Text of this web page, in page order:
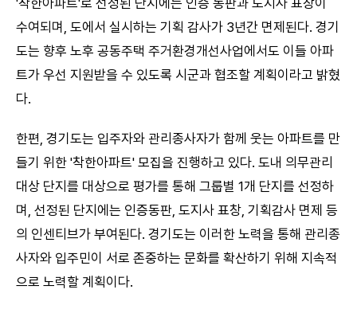
수여되며, 도에서 실시하는 기획 감사가 3년간 면제된다. 경기
도는 향후 노후 공동주택 주거환경개선사업에서도 이들 아파
트가 우선 지원받을 수 있도록 시군과 협조할 계획이라고 밝혔
다.
한편, 경기도는 입주자와 관리종사자가 함께 웃는 아파트를 만
들기 위한 '착한아파트' 모집을 진행하고 있다. 도내 의무관리
대상 단지를 대상으로 평가를 통해 그룹별 1개 단지를 선정하
며, 선정된 단지에는 인증동판, 도지사 표창, 기획감사 면제 등
의 인센티브가 부여된다. 경기도는 이러한 노력을 통해 관리종
사자와 입주민이 서로 존중하는 문화를 확산하기 위해 지속적
으로 노력할 계획이다.